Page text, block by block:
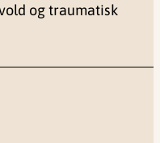
og traumatisk